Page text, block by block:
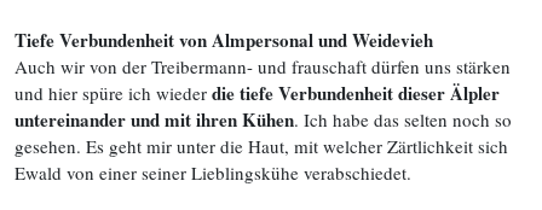
Tiefe Verbundenheit von Almpersonal und Weidevieh
Auch wir von der Treibermann- und frauschaft dürfen uns stärken
und hier spüre ich wieder die tiefe Verbundenheit dieser Älpler
untereinander und mit ihren Kühen. Ich habe das selten noch so
gesehen. Es geht mir unter die Haut, mit welcher Zärtlichkeit sich
Ewald von einer seiner Lieblingskühe verabschiedet.